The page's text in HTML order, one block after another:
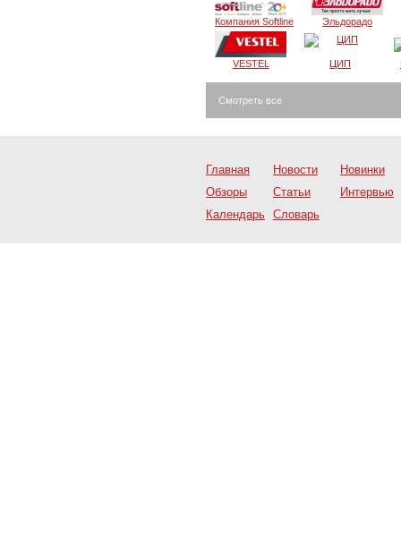
Компания Softline Эльдорадо
VESTEL ЦИП
Смотреть все
Главная Новости
Новинки
Обзоры
Статьи
Интервью
Календарь Словарь